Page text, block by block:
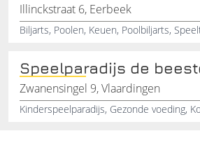
Illinckstraat 6, Eerbeek
Speelparadijs de
Zwanensingel 9, Vlaardingen